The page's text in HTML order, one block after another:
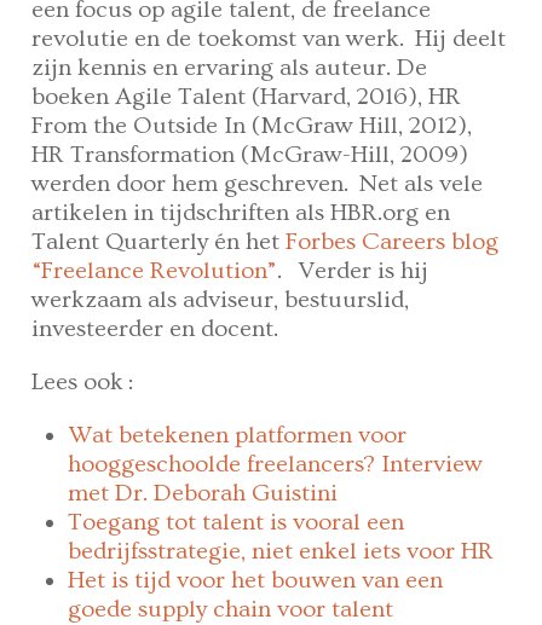
een focus op agile talent, de freelance
revolutie en de toekomst van werk. Hij deelt
zijn kennis en ervaring als auteur. De
boeken Agile Talent (Harvard, 2016), HR
From the Outside In (McGraw Hill, 2012),
HR Transformation (McGraw-Hill, 2009)
werden door hem geschreven. Net als vele
artikelen in tijdschriften als HBR.org en
Talent Quarterly én hetForbes Careers blog
“Freelance Revolution”. Verder is hij
werkzaam als adviseur, bestuurslid,
investeerder en docent.
Lees ook :
Wat betekenen platformen voor
hooggeschoolde freelancers? Interview
met Dr. Deborah Guistini
Toegang tot talent is vooral een
bedrijfsstrategie, niet enkel iets voor HR
Het is tijd voor het bouwen van een
goede supply chain voor talent